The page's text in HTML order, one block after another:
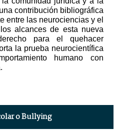
contribución bibliográfica
entre las neurociencias y el
alcances de esta nueva
para el quehacer
la prueba neurocientífica
humano con
o Bullying